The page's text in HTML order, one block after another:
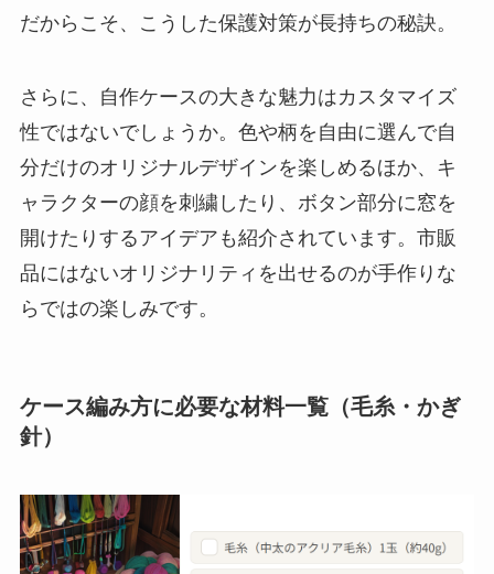
だからこそ、こうした保護対策が長持ちの秘訣。
さらに、自作ケースの大きな魅力はカスタマイズ
性ではないでしょうか。色や柄を自由に選んで自
分だけのオリジナルデザインを楽しめるほか、キ
ャラクターの顔を刺繍したり、ボタン部分に窓を
開けたりするアイデアも紹介されています。市販
品にはないオリジナリティを出せるのが手作りな
らではの楽しみです。
ケース編み方に必要な材料一覧（毛糸・かぎ
針）